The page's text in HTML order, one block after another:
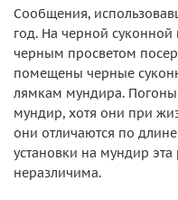
Сообщения,
год. На черной
черным просветом
помещены черные
лямкам мундира.
мундир, хотя они при
они отличаются по
установки на мундир эта
неразличима.